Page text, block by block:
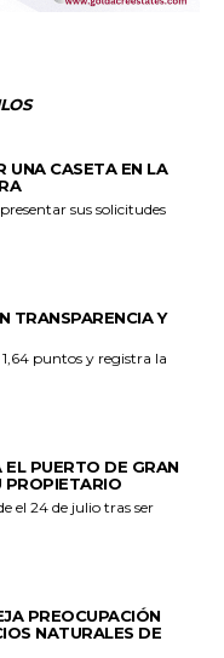
UNA CASETA EN LA
sus solicitudes
TRANSPARENCIA Y
puntos y registra la
PUERTO DE GRAN
PROPIETARIO
el 24 de julio tras ser
PREOCUPACIÓN
NATURALES DE